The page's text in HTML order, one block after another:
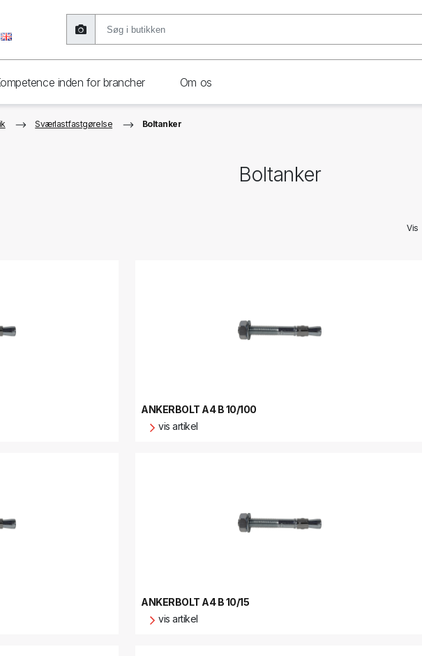
inden for brancher Om os
Sværlastfastgørelse Boltanker
Boltanker
Vis
ANKERBOLT A4 B 10/100
vis artikel
ANKERBOLT A4 B 10/15
vis artikel